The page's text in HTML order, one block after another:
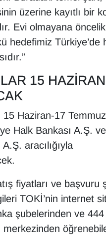
üzerine kayıtlı bir
Evi olmayana
hedefimiz Türkiye’de
15
15 Haziran-17
Halk Bankası A.Ş.
aracılığıyla
fiyatları ve başvuru
TOKİ’nin internet
şubelerinden ve
merkezinden